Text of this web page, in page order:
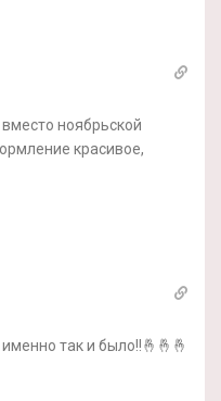
ноябрьской
красивое,
так и было!!🤞🤞🤞